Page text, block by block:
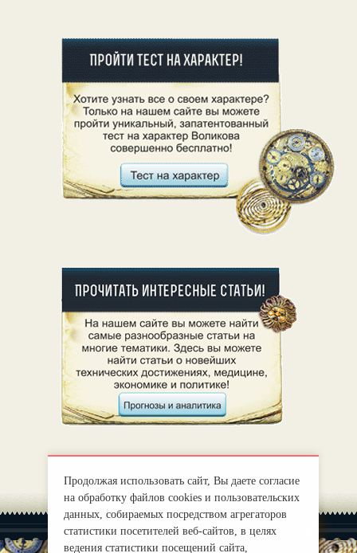
Продолжая использовать сайт, Вы даете согласие
на обработку файлов cookies и пользовательских
данных, собираемых посредством агрегаторов
статистики посетителей веб-сайтов, в целях
ведения статистики посещений сайта,